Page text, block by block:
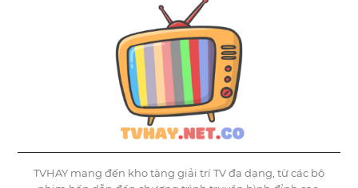
TVHAY mang đến kho tàng giải trí TV đa dạng, từ các bộ